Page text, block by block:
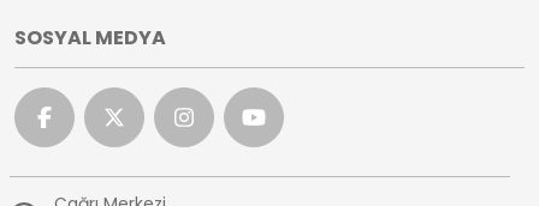
SOSYAL MEDYA